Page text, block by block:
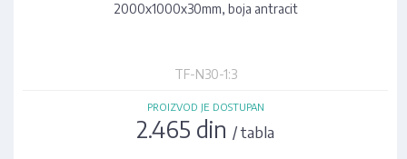
2000x1000x30mm, boja antracit
TF-N30-1:3
PROIZVOD JE DOSTUPAN
2.465 din/ tabla